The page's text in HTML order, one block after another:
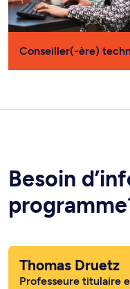
Conseiller(-ère)
Besoin
Thomas Druetz
Professeure titulaire